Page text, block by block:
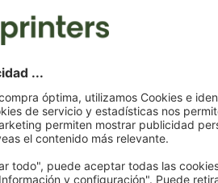
de encuadernación
sueltos no conforman un libro, una revista, ni un
adecuado para tu impreso.